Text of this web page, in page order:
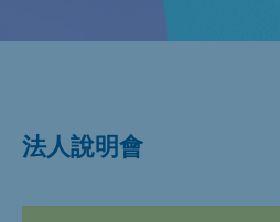
法人說明會